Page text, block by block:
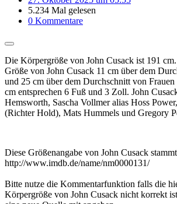
5.234 Mal gelesen
0 Kommentare
Die Körpergröße von John Cusack ist 191
Größe von John Cusack 11 cm über dem
und 25 cm über dem Durchschnitt von Frauen
cm entsprechen 6 Fuß und 3 Zoll. John
Hemsworth, Sascha Vollmer alias Hoss
(Richter Hold), Mats Hummels und Gregory
Diese Größenangabe von John Cusack
http://www.imdb.de/name/nm0000131/
Bitte nutze die Kommentarfunktion falls die
Körpergröße von John Cusack nicht korrekt